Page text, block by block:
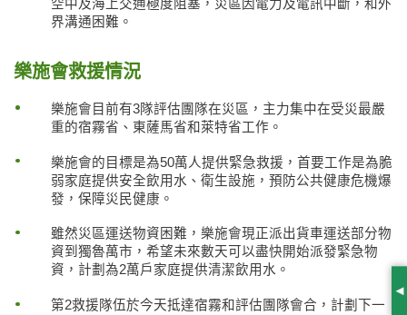
空中及海上交通極度阻塞，災區因電力及電訊中斷，和外
界溝通困難。
樂施會救援情況
樂施會目前有3隊評估團隊在災區，主力集中在受災最嚴
重的宿霧省、東薩馬省和萊特省工作。
樂施會的目標是為50萬人提供緊急救援，首要工作是為脆
弱家庭提供安全飲用水、衛生設施，預防公共健康危機爆
發，保障災民健康。
雖然災區運送物資困難，樂施會現正派出貨車運送部分物
資到獨魯萬市，希望未來數天可以盡快開始派發緊急物
資，計劃為2萬戶家庭提供清潔飲用水。
第2救援隊伍於今天抵達宿霧和評估團隊會合，計劃下一